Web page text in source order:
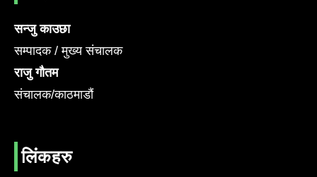
सन्जु काउछा
सम्पादक / मुख्य संचालक
राजु गौतम
संचालक/काठमाडौं
लिंकहरु